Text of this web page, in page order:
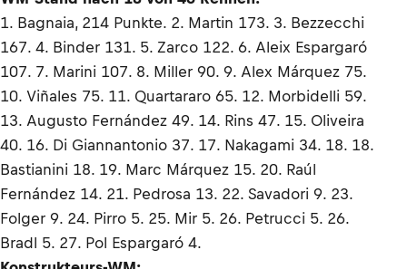
1. Bagnaia, 214 Punkte. 2. Martin 173. 3. Bezzecchi
167. 4. Binder 131. 5. Zarco 122. 6. Aleix Espargaró
107. 7. Marini 107. 8. Miller 90. 9. Alex Márquez 75.
10. Viñales 75. 11. Quartararo 65. 12. Morbidelli 59.
13. Augusto Fernández 49. 14. Rins 47. 15. Oliveira
40. 16. Di Giannantonio 37. 17. Nakagami 34. 18. 18.
Bastianini 18. 19. Marc Márquez 15. 20. Raúl
Fernández 14. 21. Pedrosa 13. 22. Savadori 9. 23.
Folger 9. 24. Pirro 5. 25. Mir 5. 26. Petrucci 5. 26.
Bradl 5. 27. Pol Espargaró 4.